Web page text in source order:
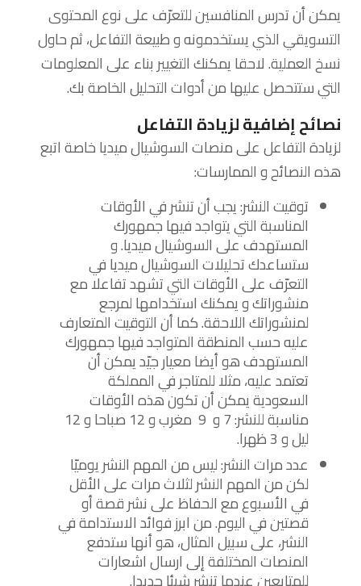
يمكن أن تدرس المنافسين للتعرّف على نوع المحتوى
التسويقي الذي يستخدمونه و طبيعة التفاعل، ثم حاول
نسخ العملية. لاحقا يمكنك التغيير بناء على المعلومات
التي ستتحصل عليها من أدوات التحليل الخاصة بك.
نصائح إضافية لزيادة التفاعل
لزيادة التفاعل على منصات السوشيال ميديا خاصة اتبع
هذه النصائح و الممارسات:
توقيت النشر: يجب أن تنشر في الأوقات
المناسبة التي يتواجد فيها جمهورك
المستهدف على السوشيال ميديا. و
ستساعدك تحليلات السوشيال ميديا في
التعرّف على الأوقات التي تشهد تفاعلا مع
منشوراتك و يمكنك استخدامها لمرجع
لمنشوراتك اللاحقة. كما أن التوقيت المتعارف
عليه حسب المنطقة المتواجد فيها جمهورك
المستهدف هو أيضا معيار جيّد يمكن أن
تعتمد عليه، مثلا للمتاجر في المملكة
السعودية يمكن أن تكون هذه الأوقات
مناسبة للنشر: 7 و 9 مغرب و 12 صباحا و 12
ليل و 3 ظهرا.
عدد مرات النشر: ليس من المهم النشر يوميّا
لكن من المهم النشر لثلاث مرات على الأقل
في الأسبوع مع الحفاظ على نشر قصة أو
قصتين في اليوم. من ابرز فوائد الاستدامة في
النشر، على سبيل المثال، هو أنها ستدفع
المنصات المختلفة إلى ارسال اشعارات
للمتابعين عندما تنشر شيئا جديدا.